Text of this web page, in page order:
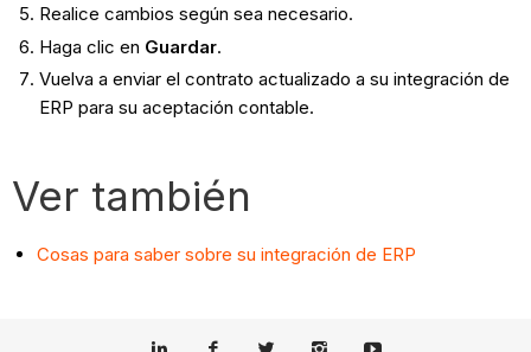
Realice cambios según sea necesario.
Haga clic en Guardar.
Vuelva a enviar el contrato actualizado a su integración de
ERP para su aceptación contable.
Ver también
Cosas para saber sobre su integración de ERP